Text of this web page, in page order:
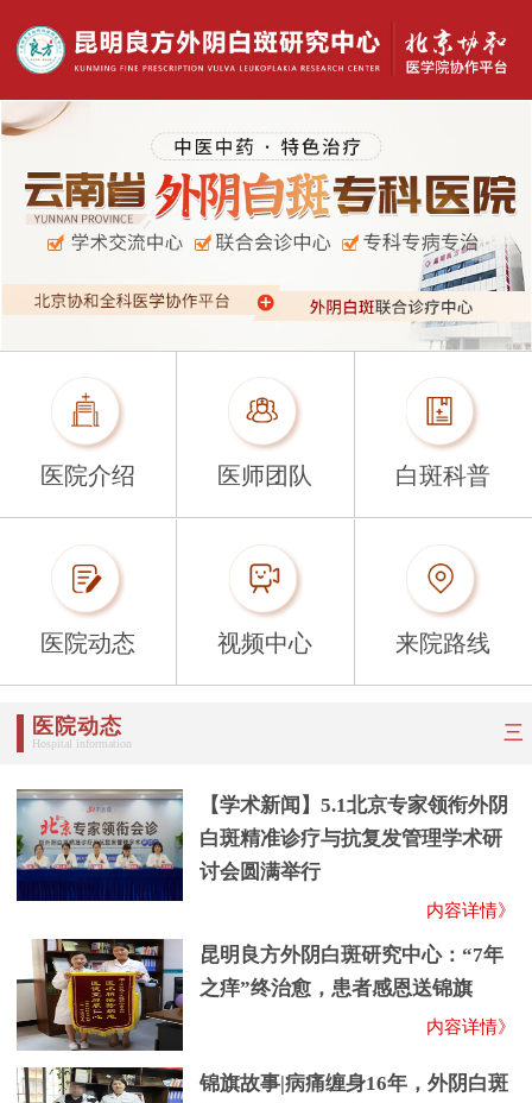
医院介绍 医师团队 白斑科普
医院动态 视频中心 来院路线
医院动态
Hospital information
三
【学术新闻】5.1北京专家领衔外阴
白斑精准诊疗与抗复发管理学术研
讨会圆满举行
内容详情》
昆明良方外阴白斑研究中心：“7年
之痒”终治愈，患者感恩送锦旗
内容详情》
锦旗故事|病痛缠身16年，外阴白斑